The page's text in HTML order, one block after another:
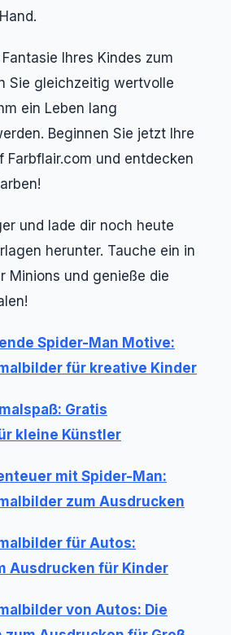
Ihres Kindes zum
Sie gleichzeitig wertvolle
ein Leben lang
Beginnen Sie jetzt Ihre
Farbflair.com und entdecken
und lade dir noch heute
herunter. Tauche ein in
Minions und genieße die
Spider-Man Motive:
für kreative Kinder
Gratis
kleine Künstler
mit Spider-Man:
zum Ausdrucken
für Autos:
Ausdrucken für Kinder
von Autos: Die